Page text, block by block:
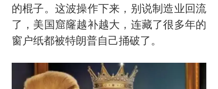
的棍子。这波操作下来，别说制造业回流
了，美国窟窿越补越大，连藏了很多年的
窗户纸都被特朗普自己捅破了。